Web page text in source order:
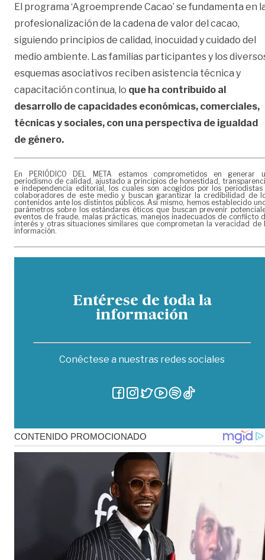
El programa ‘Agroemprende Cacao’ se fundamenta en
profesionalización de la cadena de valor del cacao,
siguiendo principios de calidad, inocuidad y cuidado del
medio ambiente. Las familias participantes y los
esquemas asociativos reciben asistencia técnica y
capacitación continua, lo que ha contribuido al
desarrollo de capacidades económicas, comerciales,
técnicas y sociales, con una perspectiva de igualdad
de género.
En PERIÓDICO DEL META estamos comprometidos en generar
periodismo de calidad, ajustado a principios de honestidad,
e independencia editorial, los cuales son acogidos por los periodistas
colaboradores de este medio y buscan garantizar la credibilidad de
contenidos ante los distintos públicos. Así mismo, hemos establecido
parámetros sobre los estándares éticos que buscan prevenir
eventos de fraude, malas prácticas, manejos inadecuados de conflicto
interés y otras situaciones similares que comprometan la veracidad de
información.
Entérese de toda la
información
Conéctese a nuestras redes sociales